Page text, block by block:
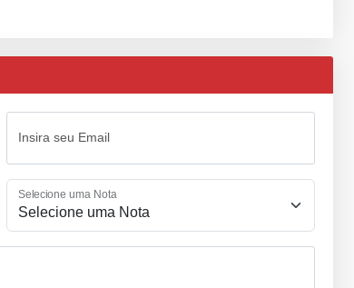
Insira seu Email
Selecione uma Nota